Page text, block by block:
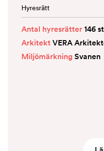
Hyresrätt
Antal hyresrätter146 st
ArkitektVERA
MiljömärkningSvanen